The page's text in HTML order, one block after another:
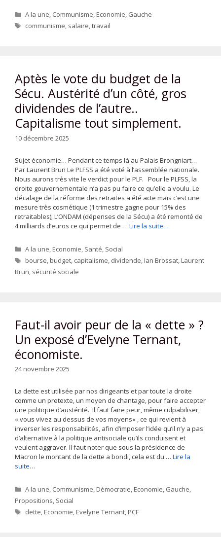
Catégories
A la une, Communisme,Economie, Gauche
Étiquettes
communisme, salaire,travail
Aptès le vote du budget de la
Sécu. Austérité d’un côté, gros
dividendes de l’autre..
Capitalisme tout simplement.
10 décembre 2025
Sujet économie… Pendant ce temps là au Palais Brongniart…
Par Laurent Brun Le PLFSS a été voté à l’assemblée nationale.
Nous aurons très vite le verdict pour le PLF. Pour le PLFSS, la
droite gouvernementale n’a pas pu faire ce qu’elle a voulu. Le
décalage de la réforme des retraites a été acte mais c’est une
mesure très cosmétique (1 trimestre gagne pour 15% des
retraitables); L’ONDAM (dépenses de la Sécu) a été remonté de
4 milliards d’euros ce qui permet de … Lire la suite…
Catégories
A la une,Economie, Santé, Social
Étiquettes
bourse,budget, capitalisme, dividende,Ian Brossat,Laurent
Brun, sécurité sociale
Faut-il avoir peur de la « dette » ?
Un exposé d’Evelyne Ternant,
économiste.
24 novembre 2025
La dette est utilisée par nos dirigeants et par toute la droite
comme un pretexte, un moyen de chantage, pour faire accepter
une politique d’austérité. Il faut faire peur, même culpabiliser,
« vous vivez au dessus de vos moyens« , ce qui revient à
inverser les responsabilités, afin d’imposer l’idée qu’il n’y a pas
d’alternative à la politique antisociale qu’ils conduisent et
veulent aggraver. Il faut noter que sous la présidence de
Macron le montant de la dette a bondi, cela est du … Lire la
suite…
Catégories
A la une, Communisme,Démocratie,Economie, Gauche,
Propositions, Social
Étiquettes
dette,Economie,Evelyne Ternant,PCF